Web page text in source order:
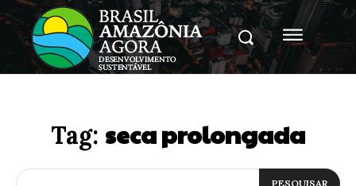
Tag: seca prolongada
PESQUISAR